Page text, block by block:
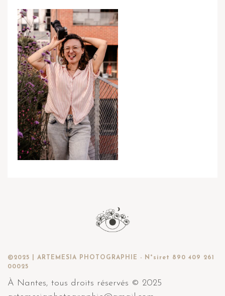
©2025 | ARTEMESIA PHOTOGRAPHIE - N°siret 890 409 261
00025
À Nantes, tous droits réservés © 2025